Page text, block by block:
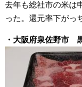
去年も総社市の米は
った。還元率下がっ
・大阪府泉佐野市